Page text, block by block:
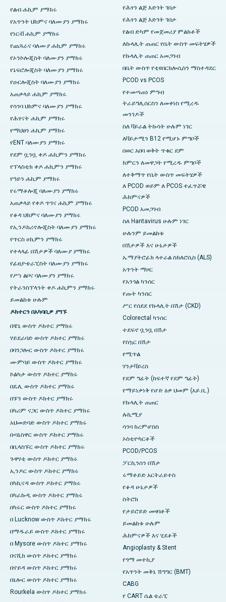
የልብ ሐኪም ያማክሩ
የአጥንት ህክምና ባለሙያን ያማክሩ
የነርቭ ሐኪም ያማክሩ
የጨጓራና ባለሙያ ሐኪም ያማክሩ
የኦንኮሎጂስት ባለሙያን ያማክሩ
የኔፍሮሎጂስት ባለሙያን ያማክሩ
የዑርሎጂስት ባለሙያን ያማክሩ
አጠቃላይ ሐኪም ያማክሩ
የሳንባ ህክምና ባለሙያን ያማክሩ
የሕፃናት ሐኪም ያማክሩ
የማህፀን ሐኪም ያማክሩ
የENT ባለሙያን ያማክሩ
የደም ቧንቧ ቀዶ ሐኪምን ያማክሩ
የፕላስቲክ ቀዶ ሐኪምን ያማክሩ
የዓይን ሐኪም ያማክሩ
የሩማቶሎጂ ባለሙያን ያማክሩ
አጠቃላይ የቀዶ ጥገና ሐኪም ያማክሩ
የቆዳ ህክምና ባለሙያን ያማክሩ
የኢንዶክሪኖሎጂስት ባለሙያን ያማክሩ
የጥርስ ሀኪምን ያማክሩ
የተላላፊ በሽታዎች ባለሙያ ያማክሩ
የፊዚዮቴራፒስት ባለሙያን ያማክሩ
የሥነ ልቦና ባለሙያን ያማክሩ
የትራንስፕላንት ቀዶ ሐኪምን ያማክሩ
ይመልከቱ ሁሉም
ዶክተርን በአካባቢዎ ያግኙ
በቼኒ ውስጥ ዶክተር ያማክሩ
ሃይደራባድ ውስጥ ዶክተር ያማክሩ
በባንጋሎር ውስጥ ዶክተር ያማክሩ
ሙምባይ ውስጥ ዶክተር ያማክሩ
ኮልካታ ውስጥ ዶክተር ያማክሩ
በዴሊ ውስጥ ዶክተር ያማክሩ
በፑን ውስጥ ዶክተር ያማክሩ
በካሪም ናጋር ውስጥ ዶክተር ያማክሩ
አህመድባድ ውስጥ ዶክተር ያማክሩ
ቡባኔስዋር ውስጥ ዶክተር ያማክሩ
በቢላስፑር ውስጥ ዶክተር ያማክሩ
ጉዋሃቲ ውስጥ ዶክተር ያማክሩ
ኢንዶር ውስጥ ዶክተር ያማክሩ
በካኪናዳ ውስጥ ዶክተር ያማክሩ
በካራኩዲ ውስጥ ዶክተር ያማክሩ
በካሩር ውስጥ ዶክተር ያማክሩ
በ Lucknow ውስጥ ዶክተር ያማክሩ
በማዱራይ ውስጥ ዶክተር ያማክሩ
በ Mysore ውስጥ ዶክተር ያማክሩ
በናሺክ ውስጥ ዶክተር ያማክሩ
በኖይዳ ውስጥ ዶክተር ያማክሩ
በኔሎር ውስጥ ዶክተር ያማክሩ
Rourkela ውስጥ ዶክተር ያማክሩ
የሕፃን ልጅ እድገት ገበታ
የሕፃን ልጅ እድገት ገበታ
የልብ ድካም የመጀመሪያ ምልክቶች
ለኩላሊት ጠጠር የቤት ውስጥ መፍትሄዎች
የኩላሊት ጠጠር አመጋገብ
በቤት ውስጥ የቲዩበርክሎሲስን ማስተዳደር
PCOD vs PCOS
የተመጣጠነ ምግብ
ትራይግሊሰርስን ለመቀነስ የሚረዱ
መንገዶች
ስለ ቫይራል ትኩሳት ሁሉም ነገር
ለቫይታሚን B12 የሚሆኑ ምግቦች
በወር አበባ ወቅት ጥቁር ደም
ክምርን ለመዋጋት የሚረዱ ምግቦች
ለተቅማጥ የቤት ውስጥ መፍትሄዎች
ለ PCOD ወይም ለ PCOS ተፈጥሯዊ
ሕክምናዎች
PCOD አመጋገብ
ስለ Hantavirus ሁሉም ነገር
ሁሉንም ይመልከቱ
በሽታዎች እና ሁኔታዎች
ኤማያትሮፊክ ላተራል ስክለሮሲስ (ALS)
አጥንት ማዞር
የአንጎል ካንሰር
የጡት ካንሰር
ሥር የሰደደ የኩላሊት በሽታ (CKD)
Colorectal ካንሰር
ተደፍኖ ቧንቧ በሽታ
የስኳር በሽታ
የሚጥል
ሃንታቫይረስ
የደም ግፊት (ከፍተኛ የደም ግፊት)
የማይነቃነቅ የሆድ ዕቃ ህመም (አይ.ቢ.)
የኩላሊት ጠጠር
ሉኪሚያ
ሳንባ ክረምሆስስ
ኦስቲዮካርቶች
PCOD/PCOS
ፓርኪንሰን በሽታ
ሩማቶይድ አርትራይተስ
የቆዳ ሁኔታዎች
ስትሮክ
የታይሮይድ መዛባቶች
ይመልከቱ ሁሉም
ሕክምናዎች እና ሂደቶች
Angioplasty & Stent
የጎማ መተኪያ
የአጥንት መቅኒ ሽግግር (BMT)
CABG
የ CART ሴል ቴራፒ